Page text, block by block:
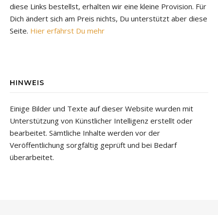
diese Links bestellst, erhalten wir eine kleine Provision. Für
Dich ändert sich am Preis nichts, Du unterstützt aber diese
Seite. Hier erfährst Du mehr
HINWEIS
Einige Bilder und Texte auf dieser Website wurden mit
Unterstützung von Künstlicher Intelligenz erstellt oder
bearbeitet. Sämtliche Inhalte werden vor der
Veröffentlichung sorgfältig geprüft und bei Bedarf
überarbeitet.